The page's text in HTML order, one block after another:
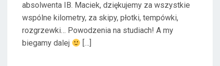
absolwenta IB. Maciek, dziękujemy za wszystkie
wspólne kilometry, za skipy, płotki, tempówki,
rozgrzewki… Powodzenia na studiach! A my
biegamy dalej
[…]